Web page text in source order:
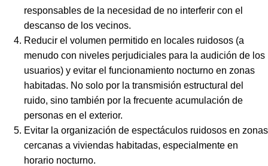
responsables de la necesidad de no interferir con el
descanso de los vecinos.
Reducir el volumen permitido en locales ruidosos (a
menudo con niveles perjudiciales para la audición de los
usuarios) y evitar el funcionamiento nocturno en zonas
habitadas. No solo por la transmisión estructural del
ruido, sino también por la frecuente acumulación de
personas en el exterior.
Evitar la organización de espectáculos ruidosos en zonas
cercanas a viviendas habitadas, especialmente en
horario nocturno.